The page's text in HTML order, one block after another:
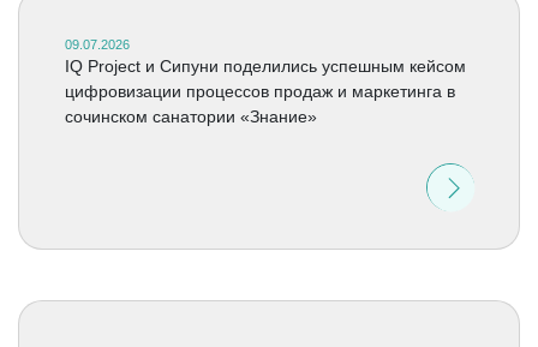
09.07.2026
IQ Project и Сипуни поделились успешным кейсом
цифровизации процессов продаж и маркетинга в
сочинском санатории «Знание»